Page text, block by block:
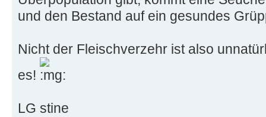
und den Bestand auf ein gesundes
Nicht der Fleischverzehr ist also
es!
LG stine